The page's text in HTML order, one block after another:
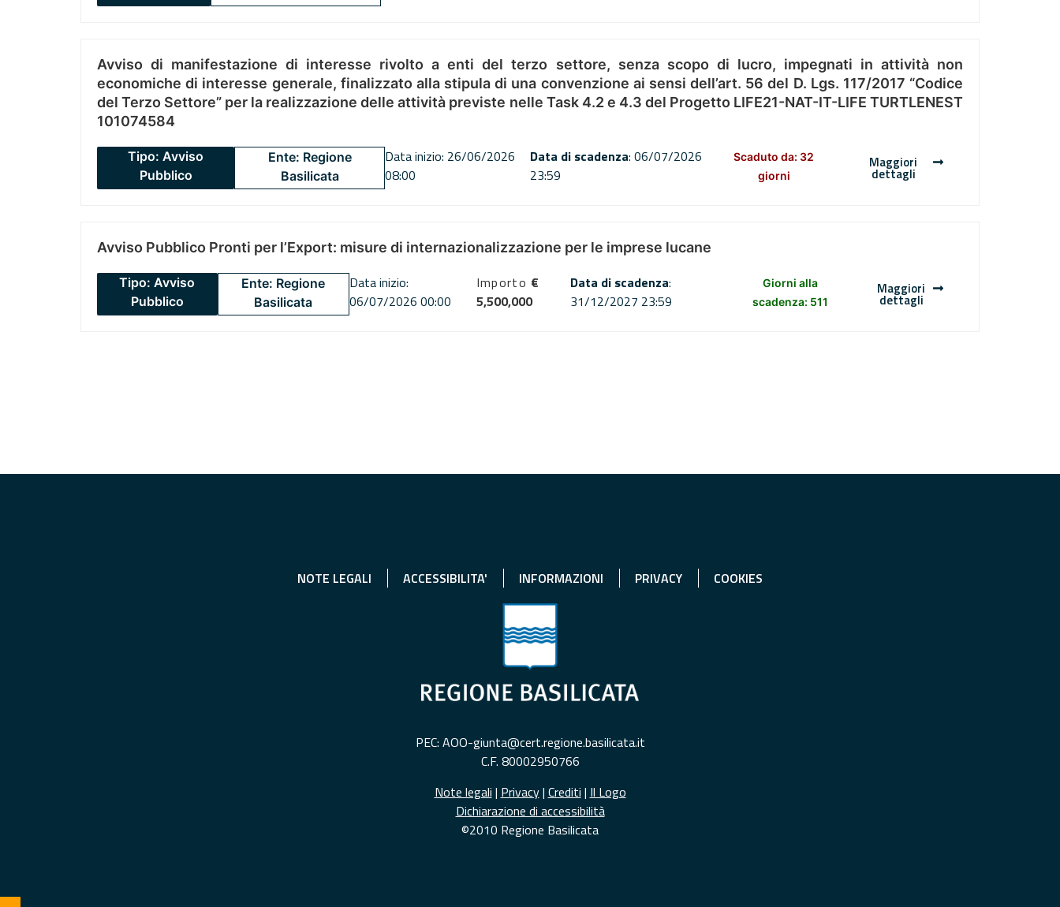
Avviso di manifestazione di interesse rivolto a enti del terzo settore, senza scopo di lucro, impegnati in attività non
economiche di interesse generale, finalizzato alla stipula di una convenzione ai sensi dell’art. 56 del D. Lgs. 117/2017 “Codice
del Terzo Settore” per la realizzazione delle attività previste nelle Task 4.2 e 4.3 del Progetto LIFE21-NAT-IT-LIFE TURTLENEST
101074584
Tipo: Avviso
Pubblico
Ente: Regione
Basilicata
Data inizio: 26/06/2026
08:00
Data di scadenza: 06/07/2026
23:59
Scaduto da: 32
giorni
Maggiori
dettagli
Avviso Pubblico Pronti per l’Export: misure di internazionalizzazione per le imprese lucane
Tipo: Avviso
Pubblico
Ente: Regione
Basilicata
Data inizio:
06/07/2026 00:00
Importo €
5,500,000
Data di scadenza:
31/12/2027 23:59
Giorni alla
scadenza: 511
Maggiori
dettagli
NOTE LEGALI ACCESSIBILITA' INFORMAZIONI PRIVACY COOKIES
PEC: AOO-giunta@cert.regione.basilicata.it
C.F. 80002950766
Note legali | Privacy| Crediti | Il Logo
Dichiarazione di accessibilità
©2010 Regione Basilicata